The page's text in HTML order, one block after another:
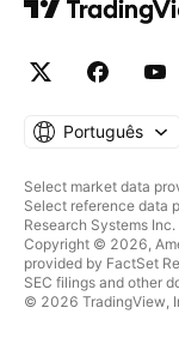
Português
Select market data
Select reference data
Research Systems Inc.
Copyright © 2026,
provided by FactSet
SEC filings and other
© 2026 TradingView,